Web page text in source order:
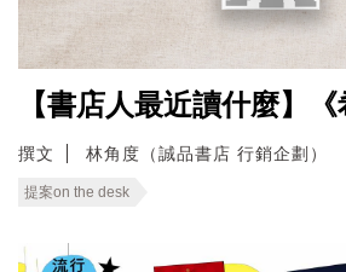
【書店人最近讀什麼】《
撰文 林角度（誠品書店 行銷企劃）
提案on the desk